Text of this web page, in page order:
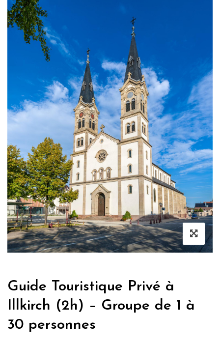
Guide Touristique Privé à
Illkirch (2h) – Groupe de 1 à
30 personnes